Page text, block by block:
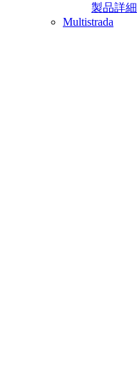
製品詳細
Multistrada